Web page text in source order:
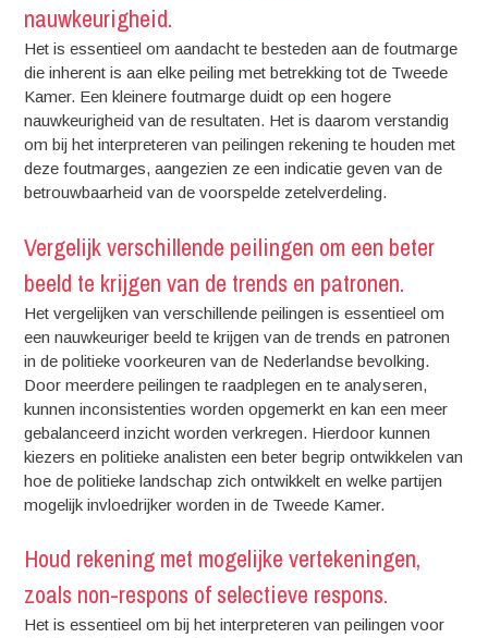
nauwkeurigheid.
Het is essentieel om aandacht te besteden aan de foutmarge
die inherent is aan elke peiling met betrekking tot de Tweede
Kamer. Een kleinere foutmarge duidt op een hogere
nauwkeurigheid van de resultaten. Het is daarom verstandig
om bij het interpreteren van peilingen rekening te houden met
deze foutmarges, aangezien ze een indicatie geven van de
betrouwbaarheid van de voorspelde zetelverdeling.
Vergelijk verschillende peilingen om een beter
beeld te krijgen van de trends en patronen.
Het vergelijken van verschillende peilingen is essentieel om
een nauwkeuriger beeld te krijgen van de trends en patronen
in de politieke voorkeuren van de Nederlandse bevolking.
Door meerdere peilingen te raadplegen en te analyseren,
kunnen inconsistenties worden opgemerkt en kan een meer
gebalanceerd inzicht worden verkregen. Hierdoor kunnen
kiezers en politieke analisten een beter begrip ontwikkelen van
hoe de politieke landschap zich ontwikkelt en welke partijen
mogelijk invloedrijker worden in de Tweede Kamer.
Houd rekening met mogelijke vertekeningen,
zoals non-respons of selectieve respons.
Het is essentieel om bij het interpreteren van peilingen voor